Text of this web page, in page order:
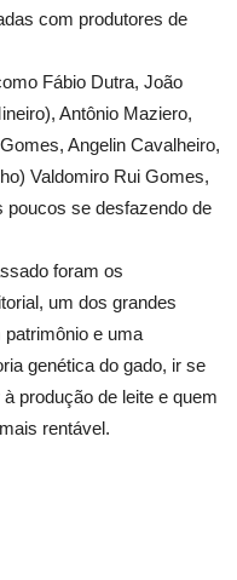
com produtores de
Fábio Dutra, João
Antônio Maziero,
Angelin Cavalheiro,
Valdomiro Rui Gomes,
poucos se desfazendo de
foram os
um dos grandes
patrimônio e uma
genética do gado, ir se
produção de leite e quem
rentável.